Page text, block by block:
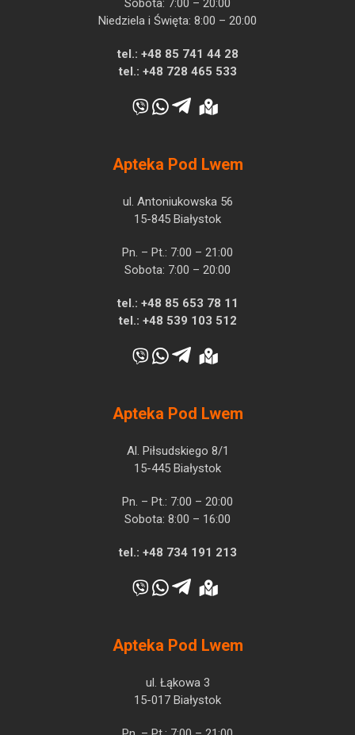
Sobota: 7:00 – 20:00
Niedziela i Święta: 8:00 – 20:00
tel.: +48 85 741 44 28
tel.: +48 728 465 533
Apteka Pod Lwem
ul. Antoniukowska 56
15-845 Białystok
Pn. – Pt.: 7:00 – 21:00
Sobota: 7:00 – 20:00
tel.: +48 85 653 78 11
tel.: +48 539 103 512
Apteka Pod Lwem
Al. Piłsudskiego 8/1
15-445 Białystok
Pn. – Pt.: 7:00 – 20:00
Sobota: 8:00 – 16:00
tel.: +48 734 191 213
Apteka Pod Lwem
ul. Łąkowa 3
15-017 Białystok